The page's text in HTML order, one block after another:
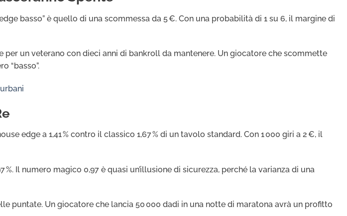
basso” è quello di una scommessa da 5 €. Con una probabilità di 1 su 6, il margine di
un veterano con dieci anni di bankroll da mantenere. Un giocatore che scommette
“basso”.
edge a 1,41 % contro il classico 1,67 % di un tavolo standard. Con 1 000 giri a 2 €, il
Il numero magico 0,97 è quasi un’illusione di sicurezza, perché la varianza di una
puntate. Un giocatore che lancia 50 000 dadi in una notte di maratona avrà un profitto